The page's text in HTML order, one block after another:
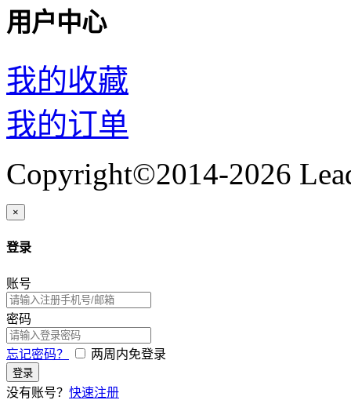
用户中心
我的收藏
我的订单
Copyright©2014-2026
×
登录
账号
密码
忘记密码？ 两周内免登录
登录
没有账号？ 快速注册